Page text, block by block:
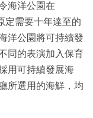
海洋公園在
定需要十年達至的
洋公園將可持續發
同的表演加入保育
用可持續發展海
所選用的海鮮，均